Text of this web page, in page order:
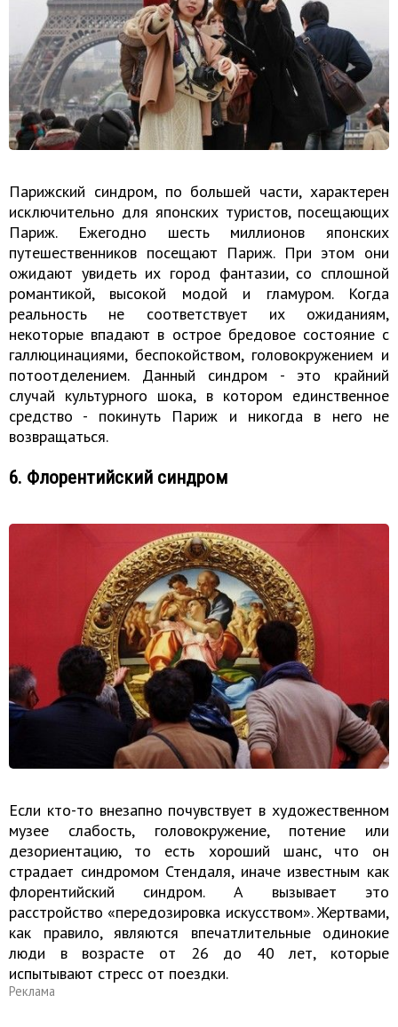
Парижский синдром, по большей части, характерен
исключительно для японских туристов, посещающих
Париж. Ежегодно шесть миллионов японских
путешественников посещают Париж. При этом они
ожидают увидеть их город фантазии, со сплошной
романтикой, высокой модой и гламуром. Когда
реальность не соответствует их ожиданиям,
некоторые впадают в острое бредовое состояние с
галлюцинациями, беспокойством, головокружением и
потоотделением. Данный синдром - это крайний
случай культурного шока, в котором единственное
средство - покинуть Париж и никогда в него не
возвращаться.
6. Флорентийский синдром
Если кто-то внезапно почувствует в художественном
музее слабость, головокружение, потение или
дезориентацию, то есть хороший шанс, что он
страдает синдромом Стендаля, иначе известным как
флорентийский синдром. А вызывает это
расстройство «передозировка искусством». Жертвами,
как правило, являются впечатлительные одинокие
люди в возрасте от 26 до 40 лет, которые
испытывают стресс от поездки.
Реклама